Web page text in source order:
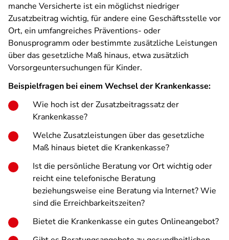
manche Versicherte ist ein möglichst niedriger
Zusatzbeitrag wichtig, für andere eine Geschäftsstelle vor
Ort, ein umfangreiches Präventions- oder
Bonusprogramm oder bestimmte zusätzliche Leistungen
über das gesetzliche Maß hinaus, etwa zusätzlich
Vorsorgeuntersuchungen für Kinder.
Beispielfragen bei einem Wechsel der Krankenkasse:
Wie hoch ist der Zusatzbeitragssatz der
Krankenkasse?
Welche Zusatzleistungen über das gesetzliche
Maß hinaus bietet die Krankenkasse?
Ist die persönliche Beratung vor Ort wichtig oder
reicht eine telefonische Beratung
beziehungsweise eine Beratung via Internet? Wie
sind die Erreichbarkeitszeiten?
Bietet die Krankenkasse ein gutes Onlineangebot?